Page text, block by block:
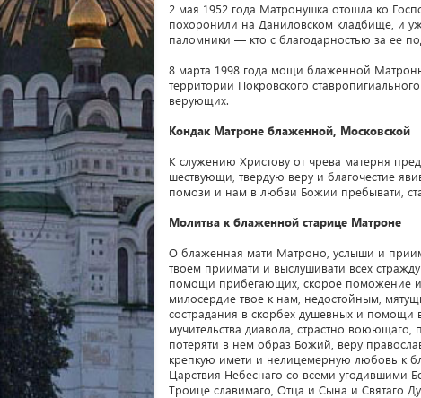
2 мая 1952 года Матронушка отошла ко
похоронили на Даниловском кладбище, и
паломники — кто с благодарностью за ее
8 марта 1998 года мощи блаженной
территории Покровского
верующих.
Кондак Матроне блаженной, Московской
К служению Христову от чрева матерня
шествующи, твердую веру и благочестие
помози и нам в любви Божии пребывати,
Молитва к блаженной старице Матроне
О блаженная мати Матроно, услыши и
твоем приимати и выслушивати всех
помощи прибегающих, скорое поможение и
милосердие твое к нам, недостойным,
сострадания в скорбех душевных и помощи
мучительства диавола, страстно воюющаго,
потеряти в нем образ Божий, веру
крепкую имети и нелицемерную любовь к
Царствия Небеснаго со всеми угодившими
Троице славимаго, Отца и Сына и Святаго